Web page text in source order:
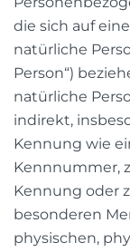
die sich auf
natürliche
Person“)
natürliche
indirekt,
Kennung wie
Kennnummer,
Kennung oder
besonderen
physischen,